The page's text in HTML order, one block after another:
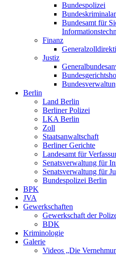
Bundespolizei
Bundesamt für
Finanz
Justiz
Berlin
Land Berlin
Berliner Polizei
LKA Berlin
Zoll
Staatsanwaltschaft
Berliner Gerichte
Landesamt für
Senatsverwaltung für
Senatsverwaltung für
Bundespolizei Berlin
BPK
JVA
Gewerkschaften
Gewerkschaft der
BDK
Kriminologie
Galerie
Videos „Die